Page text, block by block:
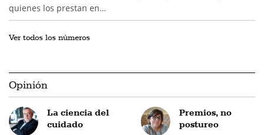
quienes los prestan en…
Ver todos los números
Opinión
La ciencia del
cuidado
Premios, no
postureo